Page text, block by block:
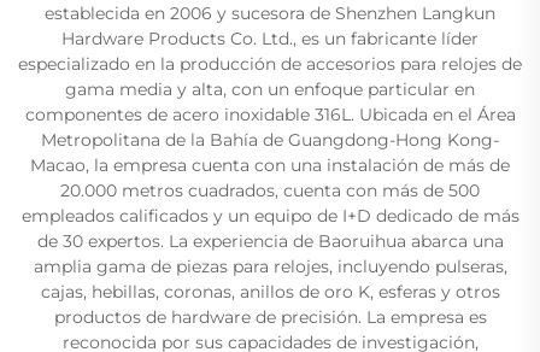
establecida en 2006 y sucesora de Shenzhen Langkun
Hardware Products Co. Ltd., es un fabricante líder
especializado en la producción de accesorios para relojes de
gama media y alta, con un enfoque particular en
componentes de acero inoxidable 316L. Ubicada en el Área
Metropolitana de la Bahía de Guangdong-Hong Kong-
Macao, la empresa cuenta con una instalación de más de
20.000 metros cuadrados, cuenta con más de 500
empleados calificados y un equipo de I+D dedicado de más
de 30 expertos. La experiencia de Baoruihua abarca una
amplia gama de piezas para relojes, incluyendo pulseras,
cajas, hebillas, coronas, anillos de oro K, esferas y otros
productos de hardware de precisión. La empresa es
reconocida por sus capacidades de investigación,